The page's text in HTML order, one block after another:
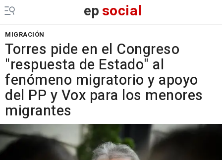
epsocial
MIGRACIÓN
Torres pide en el Congreso
"respuesta de Estado" al
fenómeno migratorio y apoyo
del PP y Vox para los menores
migrantes